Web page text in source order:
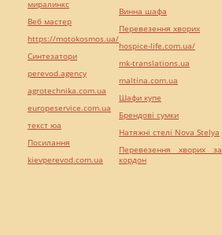
миралинкс
Веб мастер
https://motokosmos.ua/
Синтезатори
perevod.agency
agrotechnika.com.ua
europeservice.com.ua
текст юа
Посилання
kievperevod.com.ua
Винна шафа
Перевезення хворих
hospice-life.com.ua/
mk-translations.ua
maltina.com.ua
Шафи купе
Брендові сумки
Натяжні стелі Nova Stelya
Перевезення хворих за
кордон